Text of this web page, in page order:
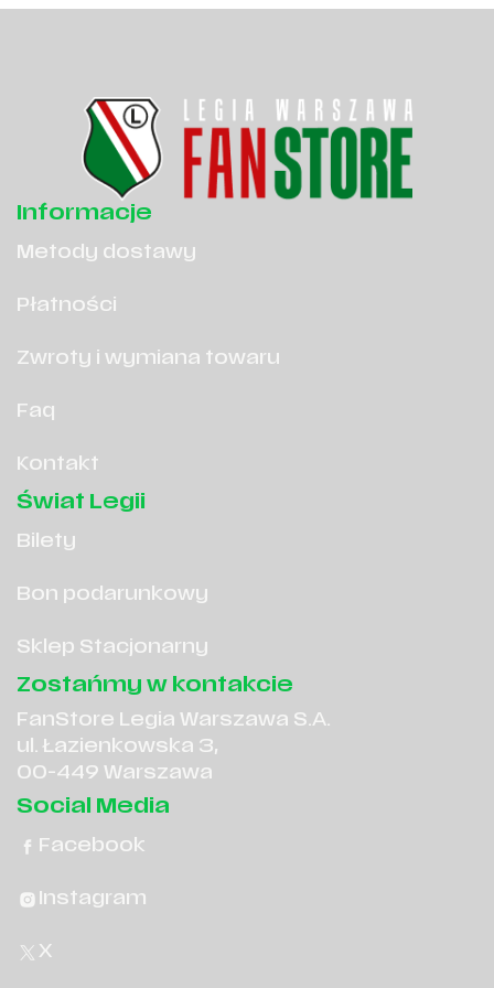
Informacje
Metody dostawy
Płatności
Zwroty i wymiana towaru
Faq
Kontakt
Świat Legii
Bilety
Bon podarunkowy
Sklep Stacjonarny
Zostańmy w kontakcie
FanStore Legia Warszawa S.A.
ul. Łazienkowska 3,
00-449 Warszawa
Social Media
Facebook
Instagram
X